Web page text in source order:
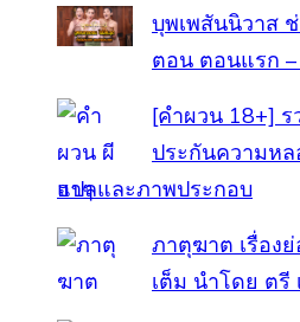
บุพเพสันนิวาส
ตอน ตอนแรก
[คําผวน 18+] ร
ประกันความห
แปลและภาพประกอบ
ภาตุฆาต เรื่อง
เต็ม นำโดย ตรี